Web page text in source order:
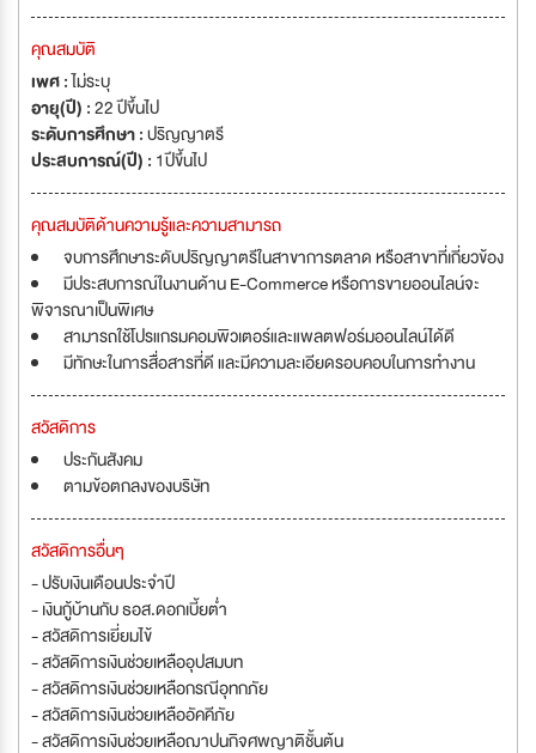
คุณสมบัติ
เพศ :ไม่ระบุ
อายุ(ปี) :22 ปีขึ้นไป
ระดับการศึกษา :ปริญญาตรี
ประสบการณ์(ปี) : 1ปีขึ้นไป
คุณสมบัติด้านความรู้และความสามารถ
จบการศึกษาระดับปริญญาตรีในสาขาการตลาด หรือสาขาที่เกี่ยวข้อง
มีประสบการณ์ในงานด้าน E-Commerce หรือการขายออนไลน์จะ
พิจารณาเป็นพิเศษ
สามารถใช้โปรแกรมคอมพิวเตอร์และแพลตฟอร์มออนไลน์ได้ดี
มีทักษะในการสื่อสารที่ดี และมีความละเอียดรอบคอบในการทำงาน
สวัสดิการ
ประกันสังคม
ตามข้อตกลงของบริษัท
สวัสดิการอื่นๆ
- ปรับเงินเดือนประจำปี
- เงินกู้บ้านกับ ธอส.ดอกเบี้ยต่ำ
- สวัสดิการเยี่ยมไข้
- สวัสดิการเงินช่วยเหลืออุปสมบท
- สวัสดิการเงินช่วยเหลือกรณีอุทกภัย
- สวัสดิการเงินช่วยเหลืออัคคีภัย
- สวัสดิการเงินช่วยเหลือฌาปนกิจศพญาติชั้นต้น